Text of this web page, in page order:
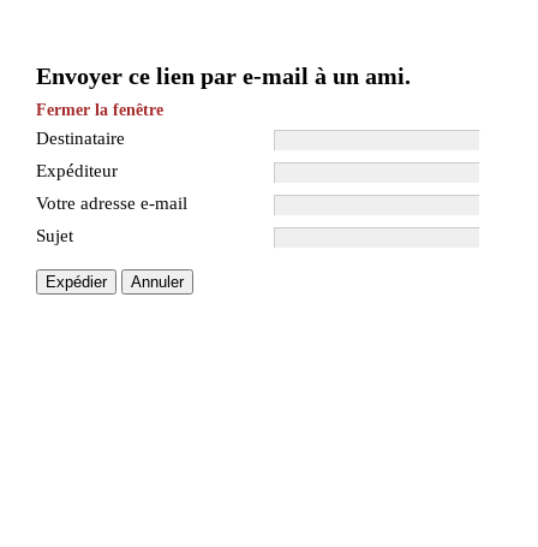
Envoyer ce lien par e-mail à un ami.
Fermer la fenêtre
Destinataire
Expéditeur
Votre adresse e-mail
Sujet
Expédier Annuler